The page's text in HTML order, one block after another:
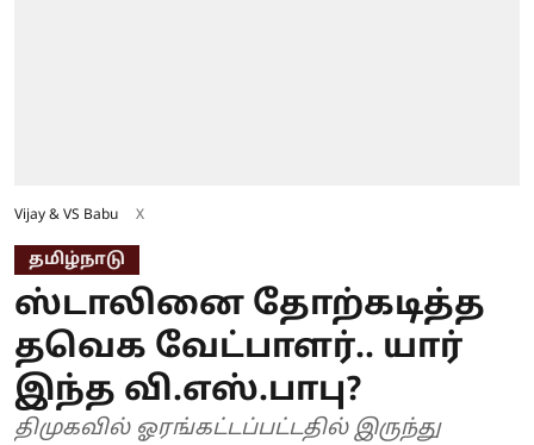
Vijay & VS Babu X
தமிழ்நாடு
ஸ்டாலினை தோற்கடித்த
தவெக வேட்பாளர்.. யார்
இந்த வி.எஸ்.பாபு?
திமுகவில் ஓரங்கட்டப்பட்டதில் இருந்து